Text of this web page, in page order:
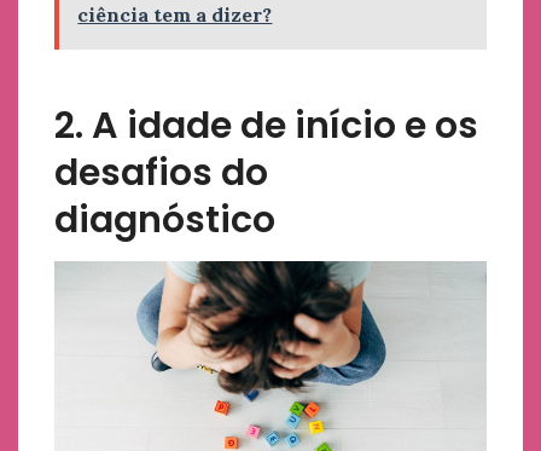
ciência tem a dizer?
2. A idade de início e os
desafios do
diagnóstico